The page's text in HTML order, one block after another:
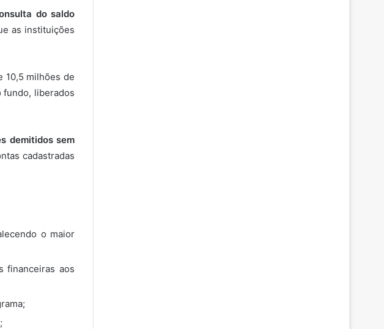
do saldo
as instituições
10,5 milhões de
fundo, liberados
demitidos sem
cadastradas
o maior
financeiras aos